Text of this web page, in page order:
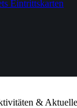
Eintrittskarten
&